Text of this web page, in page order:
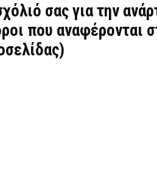
σας για την
που αναφέρονται